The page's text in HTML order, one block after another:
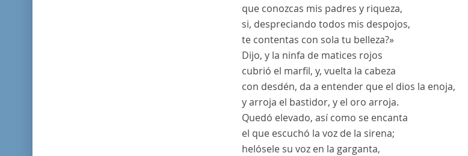
que conozcas mis padres y riqueza,
si, despreciando todos mis despojos,
te contentas con sola tu belleza?»
Dijo, y la ninfa de matices rojos
cubrió el marfil, y, vuelta la cabeza
con desdén, da a entender que el dios la enoja,
y arroja el bastidor, y el oro arroja.
Quedó elevado, así como se encanta
el que escuchó la voz de la sirena;
helósele su voz en la garganta,